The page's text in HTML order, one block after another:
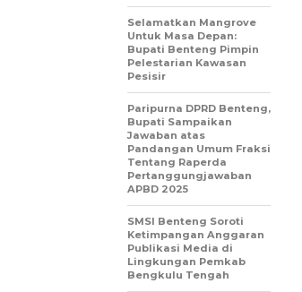
Selamatkan Mangrove
Untuk Masa Depan:
Bupati Benteng Pimpin
Pelestarian Kawasan
Pesisir
Paripurna DPRD Benteng,
Bupati Sampaikan
Jawaban atas
Pandangan Umum Fraksi
Tentang Raperda
Pertanggungjawaban
APBD 2025
SMSI Benteng Soroti
Ketimpangan Anggaran
Publikasi Media di
Lingkungan Pemkab
Bengkulu Tengah